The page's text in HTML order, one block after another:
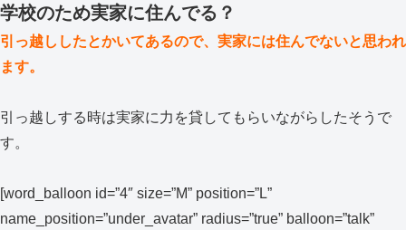
学校のため実家に住んでる？
引っ越ししたとかいてあるので、実家には住んでないと思われ
ます。
引っ越しする時は実家に力を貸してもらいながらしたそうで
す。
[word_balloon id=”4″ size=”M” position=”L”
name_position=”under_avatar” radius=”true” balloon=”talk”